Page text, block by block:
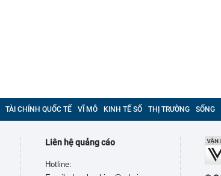
TÀI CHÍNH QUỐC TẾ VĨ MÔ KINH TẾ SỐ THỊ TRƯỜNG SỐNG
Liên hệ quảng cáo
Hotline: